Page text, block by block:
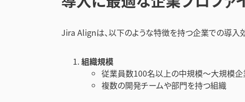
Jira Alignは、以下のような特徴を持つ企業での導入
組織規模
従業員数100名以上の中規模〜大規模企
複数の開発チームや部門を持つ組織